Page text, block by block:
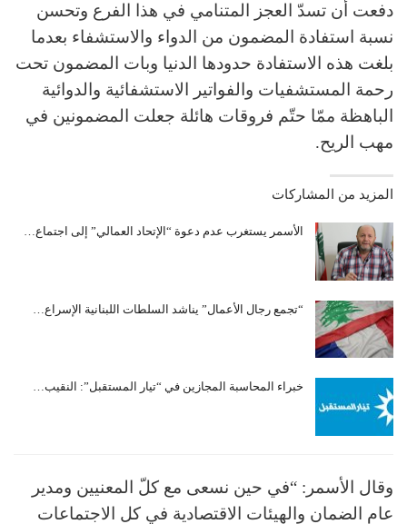
دفعت أن تسدّ العجز المتنامي في هذا الفرع وتحسن
نسبة استفادة المضمون من الدواء والاستشفاء بعدما
بلغت هذه الاستفادة حدودها الدنيا وبات المضمون تحت
رحمة المستشفيات والفواتير الاستشفائية والدوائية
الباهظة ممّا حتّم فروقات هائلة جعلت المضمونين في
مهب الريح.
المزيد من المشاركات
الأسمر يستغرب عدم دعوة “الإتحاد العمالي” إلى اجتماع…
“تجمع رجال الأعمال” يناشد السلطات اللبنانية الإسراع…
خبراء المحاسبة المجازين في “تيار المستقبل”: النقيب…
وقال الأسمر: “في حين نسعى مع كلّ المعنيين ومدير
عام الضمان والهيئات الاقتصادية في كل الاجتماعات